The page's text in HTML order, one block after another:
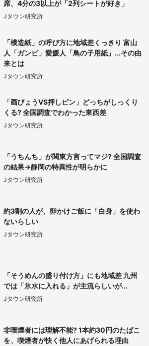
席、4分の3以上が「2列シートが好き」
Jタウン研究所
「模造紙」の呼び方に地域差くっきり 富山
人「ガンピ」愛媛人「鳥の子用紙」...その由
来とは
Jタウン研究所
「画びょうVS押しピン」どっちがしっくり
くる? 全国調査でわかった東西差
Jタウン研究所
「うちんち」が関東方言ってマジ? 全国調査
の結果→静岡の特異性が明らかに
Jタウン研究所
約3割の人が、卵かけご飯に「白身」を使わ
ないらしい
Jタウン研究所
「そうめんの盛り付け方」にも地域差 九州
では「氷水に入れる」が主流らしいが...
Jタウン研究所
非喫煙者には理解不能? 1本約30円のたばこ
を、喫煙者が快く他人にあげられる理由